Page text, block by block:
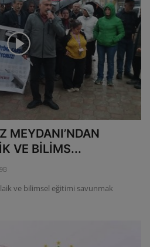
MEYDANI’NDAN
VE BİLİMS...
ve bilimsel eğitimi savunmak